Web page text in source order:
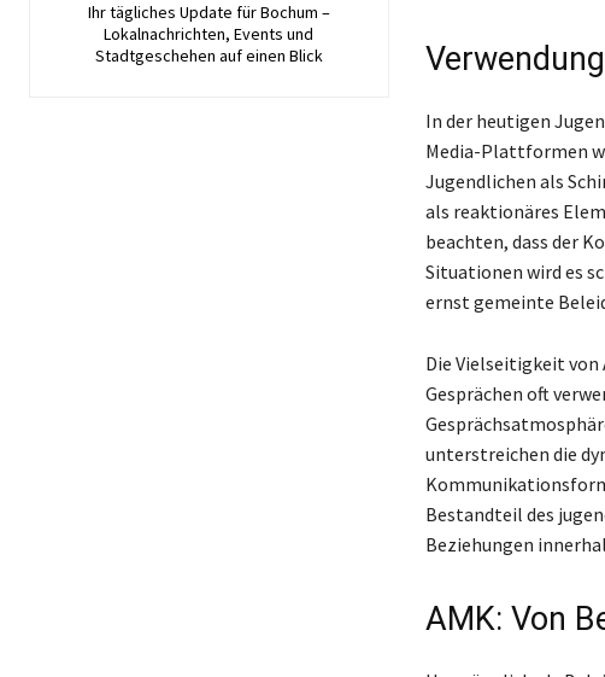
Ihr tägliches Update für Bochum –
Lokalnachrichten, Events und
Stadtgeschehen auf einen Blick
In der heutigen
Media-Plattformen
Jugendlichen als
als reaktionäres
beachten, dass der
Situationen wird es
ernst gemeinte
Die Vielseitigkeit von
Gesprächen oft
unterstreichen die
Bestandteil des
Beziehungen
AMK: Von